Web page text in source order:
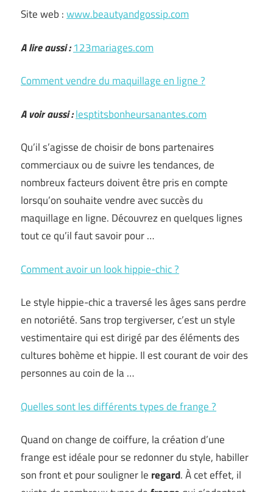
Site web :www.beautyandgossip.com
A lire aussi : 123mariages.com
Comment vendre du maquillage en ligne ?
A voir aussi :lesptitsbonheursanantes.com
Qu’il s’agisse de choisir de bons partenaires
commerciaux ou de suivre les tendances, de
nombreux facteurs doivent être pris en compte
lorsqu’on souhaite vendre avec succès du
maquillage en ligne. Découvrez en quelques lignes
tout ce qu’il faut savoir pour …
Comment avoir un look hippie-chic ?
Le style hippie-chic a traversé les âges sans perdre
en notoriété. Sans trop tergiverser, c’est un style
vestimentaire qui est dirigé par des éléments des
cultures bohème et hippie. Il est courant de voir des
personnes au coin de la …
Quelles sont les différents types de frange ?
Quand on change de coiffure, la création d’une
frange est idéale pour se redonner du style, habiller
son front et pour souligner le regard. À cet effet, il